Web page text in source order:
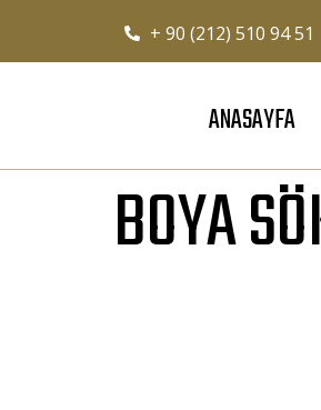
+ 90 (212) 510 94 51
ANASAYFA
BOYA